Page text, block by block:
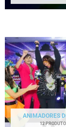
ANIMADORES
12